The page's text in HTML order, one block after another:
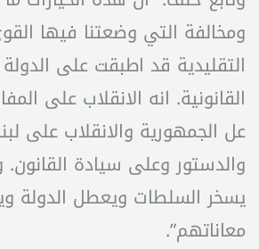
ومخالفة التي وضعتنا فيها
التقليدية قد اطبقت على
القانونية. انه الانقلاب على
عل الجمهورية والانقلاب على
والدستور وعلى سيادة القانون.
يسخر السلطات ويعطل الدولة
معاناتهم”.